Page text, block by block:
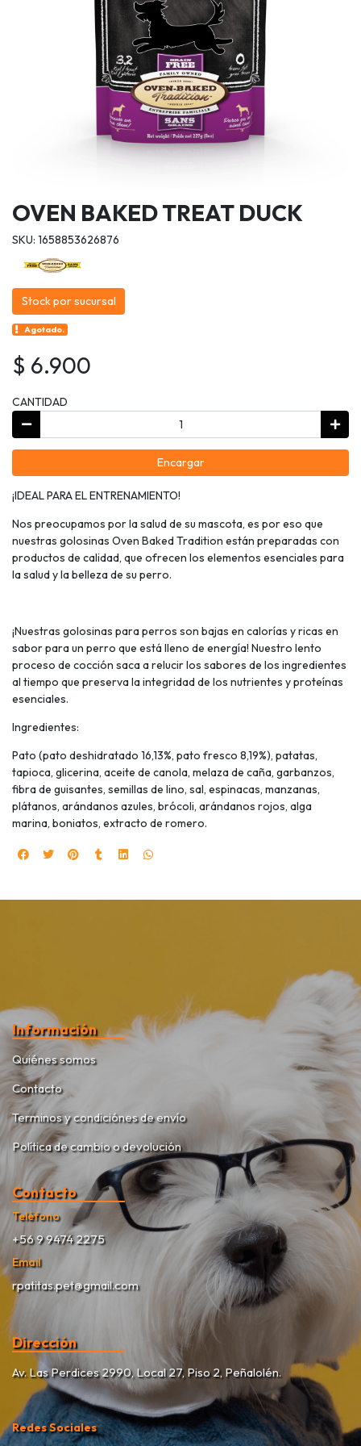
OVEN BAKED TREAT DUCK
SKU: 1658853626876
Stock por sucursal
Agotado.
$ 6.900
CANTIDAD
Encargar
¡IDEAL PARA EL ENTRENAMIENTO!
Nos preocupamos por la salud de su mascota, es por eso que
nuestras golosinas Oven Baked Tradition están preparadas con
productos de calidad, que ofrecen los elementos esenciales para
la salud y la belleza de su perro.
¡Nuestras golosinas para perros son bajas en calorías y ricas en
sabor para un perro que está lleno de energía! Nuestro lento
proceso de cocción saca a relucir los sabores de los ingredientes
al tiempo que preserva la integridad de los nutrientes y proteínas
esenciales.
Ingredientes:
Pato (pato deshidratado 16,13%, pato fresco 8,19%), patatas,
tapioca, glicerina, aceite de canola, melaza de caña, garbanzos,
fibra de guisantes, semillas de lino, sal, espinacas, manzanas,
plátanos, arándanos azules, brócoli, arándanos rojos, alga
marina, boniatos, extracto de romero.
Información
Quiénes somos
Contacto
Terminos y condiciónes de envío
Política de cambio o devolución
Contacto
Teléfono
+56 9 9474 2275
Email
rpatitas.pet@gmail.com
Dirección
Av. Las Perdices 2990, Local 27, Piso 2, Peñalolén.
Redes Sociales